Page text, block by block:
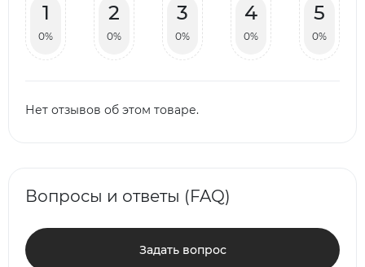
1
0%
2
0%
3
0%
4
0%
5
0%
Нет отзывов об этом товаре.
Вопросы и ответы (FAQ)
Задать вопрос